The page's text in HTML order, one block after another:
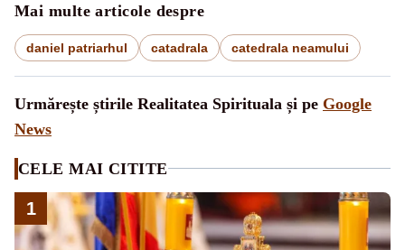
Mai multe articole despre
daniel patriarhul catadrala catedrala neamului
Urmărește știrile Realitatea Spirituala și pe Google
News
CELE MAI CITITE
1